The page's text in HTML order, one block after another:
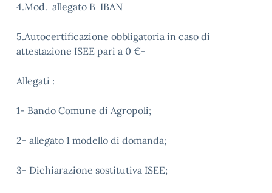
4.Mod. allegato B IBAN
5.Autocertificazione obbligatoria in caso di
attestazione ISEE pari a 0 €-
Allegati :
1- Bando Comune di Agropoli;
2- allegato 1 modello di domanda;
3- Dichiarazione sostitutiva ISEE;